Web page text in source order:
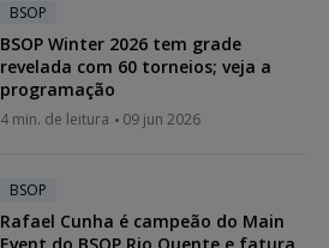
BSOP
BSOP Winter 2026 tem grade
revelada com 60 torneios; veja a
programação
4 min. de leitura 09 jun 2026
BSOP
Rafael Cunha é campeão do Main
Event do BSOP Rio Quente e fatura